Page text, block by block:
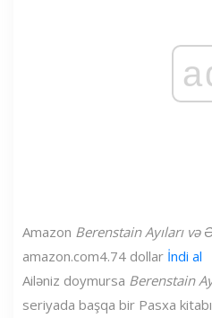
Amazon Berenstain Ayıları və
amazon.com4.74 dollar İndi al
Ailəniz doymursa Berenstain
seriyada başqa bir Pasxa